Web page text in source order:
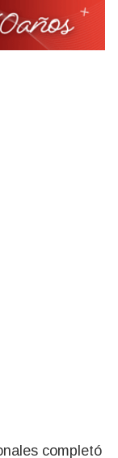
completó